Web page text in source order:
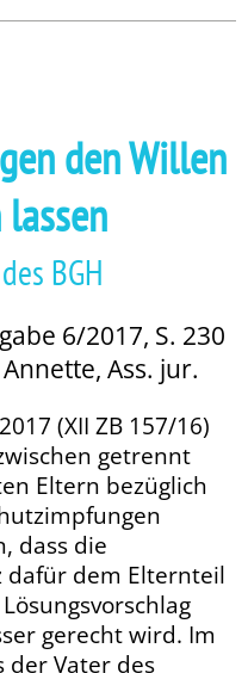
den Willen
BGH
6/2017, S. 230
Ass. jur.
(XII ZB 157/16)
getrennt
Eltern bezüglich
dass die
dafür dem Elternteil
gerecht wird. Im
der Vater des